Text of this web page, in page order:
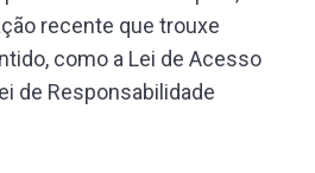
recente que trouxe
como a Lei de Acesso
de Responsabilidade